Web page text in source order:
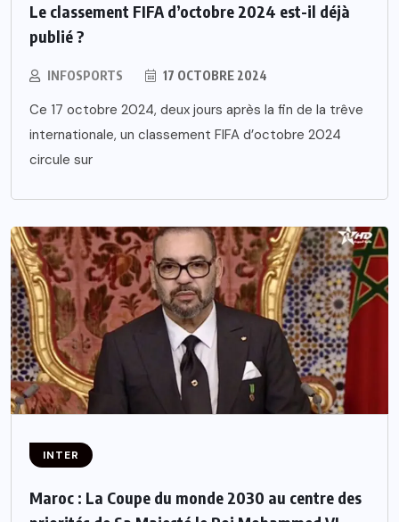
Le classement FIFA d’octobre 2024 est-il déjà
publié ?
INFOSPORTS 17 OCTOBRE 2024
Ce 17 octobre 2024, deux jours après la fin de la trêve
internationale, un classement FIFA d’octobre 2024
circule sur
INTER
Maroc : La Coupe du monde 2030 au centre des